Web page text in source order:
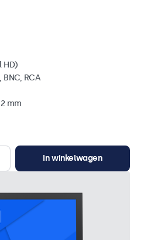
HD)
RCA
mm
In winkelwagen